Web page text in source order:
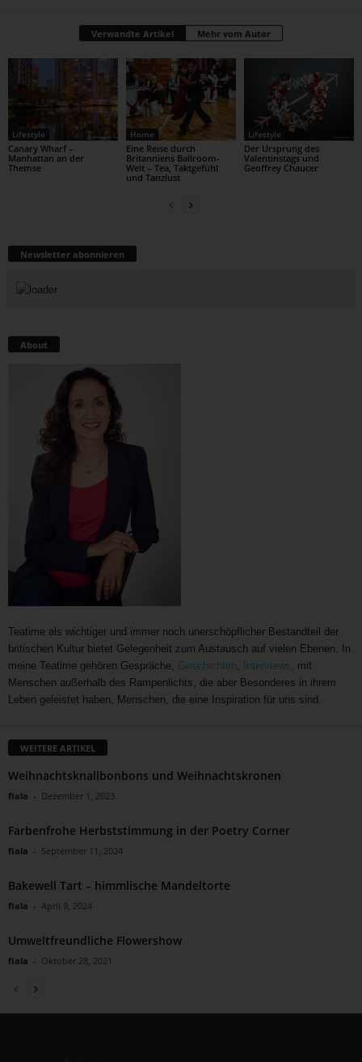
Verwandte Artikel Mehr vom Autor
Lifestyle
Canary Wharf –
Manhattan an der
Themse
Home
Eine Reise durch
Britanniens Ballroom-
Welt – Tea, Taktgefühl
und Tanzlust
Lifestyle
Der Ursprung des
Valentinstags und
Geoffrey Chaucer
Newsletter abonnieren
About
Teatime als wichtiger und immer noch unerschöpflicher Bestandteil der
britischen Kultur bietet Gelegenheit zum Austausch auf vielen Ebenen. In
meine Teatime gehören Gespräche, Geschichten Interviews,
mit
Menschen außerhalb des Rampenlichts, die aber Besonderes in ihrem
Leben geleistet haben, Menschen, die eine Inspiration für uns sind.
WEITERE ARTIKEL
Weihnachtsknallbonbons und Weihnachtskronen
fiala - Dezember 1, 2023
Farbenfrohe Herbststimmung in der Poetry Corner
fiala - September 11, 2024
Bakewell Tart – himmlische Mandeltorte
fiala - April 9, 2024
Umweltfreundliche Flowershow
fiala - Oktober 28, 2021